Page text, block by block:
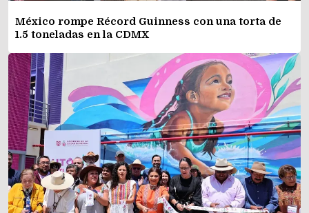
México rompe Récord Guinness con una torta de
1.5 toneladas en la CDMX